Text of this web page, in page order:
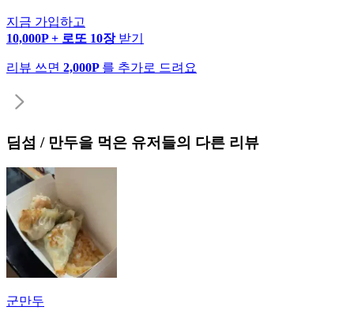
지금 가입하고
10,000P + 로또 10장 받기
리뷰 쓰면 2,000P 를 추가로 드려요
딤섬 / 만두을 먹은 유저들의 다른 리뷰
군만두